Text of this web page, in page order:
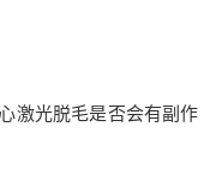
激光脱毛是否会有副作